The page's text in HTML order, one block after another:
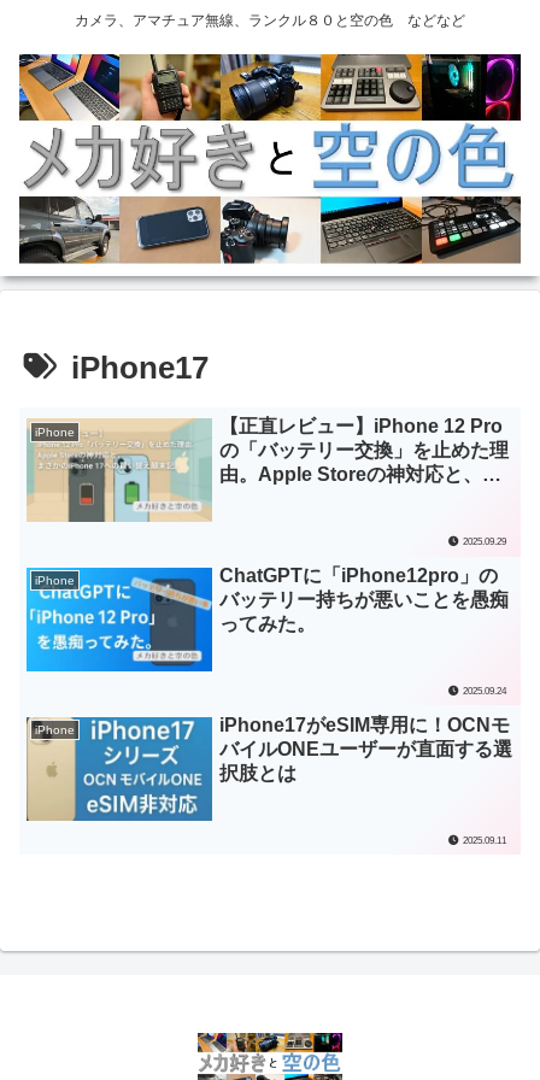
カメラ、アマチュア無線、ランクル８０と空の色 などなど
iPhone17
iPhone
【正直レビュー】iPhone 12 Pro
の「バッテリー交換」を止めた理
由。Apple Storeの神対応と、ま
2025.09.29
iPhone
ChatGPTに「iPhone12pro」の
バッテリー持ちが悪いことを愚痴
ってみた。
2025.09.24
iPhone
iPhone17がeSIM専用に！OCNモ
バイルONEユーザーが直面する選
択肢とは
2025.09.11